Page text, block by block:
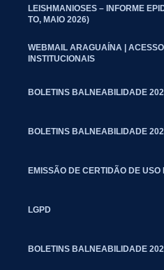
LEISHMANIOSES – INFORME
TO, MAIO 2026)
WEBMAIL ARAGUAÍNA |
INSTITUCIONAIS
BOLETINS BALNEABILIDADE
BOLETINS BALNEABILIDADE
EMISSÃO DE CERTIDÃO DE USO
LGPD
BOLETINS BALNEABILIDADE